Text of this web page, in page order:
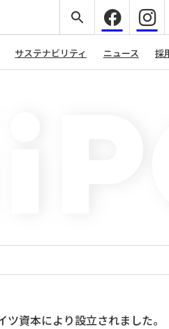
サステナビリティ ニュース 採
資本により設立されました。